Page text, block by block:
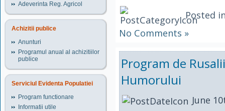
Adeverinta Reg. Agricol
Achizitii publice
Anunturi
Programul anual al achizitiilor
publice
Serviciul Evidenta Populatiei
Program functionare
Informatii utile
Posted
No Comments »
Program de
Humorului
June